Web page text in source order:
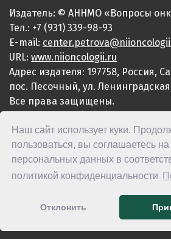
Наш сайт использует куки.
пользоваться, вы соглашаетесь
персональных данных в
политикой конфиденциальности
Отклонить
Издатель: © АННМО «Вопросы
Тел.: +7 (931) 339-98-93
E-mail:
URL: www.niioncologii.ru
Адрес издателя: 197758, Россия,
пос. Песочный, ул.
Все права защищены.
ISSN 2949-4915 (Online)